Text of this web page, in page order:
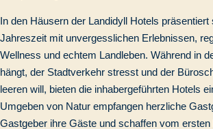
In den Häusern der Landidyll Hotels präsentiert
Jahreszeit mit unvergesslichen Erlebnissen,
Wellness und echtem Landleben. Während in
hängt, der Stadtverkehr stresst und der
leeren will, bieten die inhabergeführten Hotels
Umgeben von Natur empfangen herzliche
Gastgeber ihre Gäste und schaffen vom